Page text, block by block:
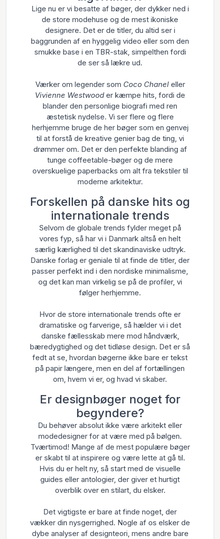
Lige nu er vi besatte af bøger, der dykker ned i
de store modehuse og de mest ikoniske
designere. Det er de titler, du altid ser i
baggrunden af en hyggelig video eller som den
smukke base i en TBR-stak, simpelthen fordi
de ser så lækre ud.
Værker om legender som Coco Chaneleller
Vivienne Westwood er kæmpe hits, fordi de
blander den personlige biografi med ren
æstetisk nydelse. Vi ser flere og flere
herhjemme bruge de her bøger som en genvej
til at forstå de kreative genier bag de ting, vi
drømmer om. Det er den perfekte blanding af
tunge coffeetable-bøger og de mere
overskuelige paperbacks om alt fra tekstiler til
moderne arkitektur.
Forskellen på danske hits og
internationale trends
Selvom de globale trends fylder meget på
vores fyp, så har vi i Danmark altså en helt
særlig kærlighed til det skandinaviske udtryk.
Danske forlag er geniale til at finde de titler, der
passer perfekt ind i den nordiske minimalisme,
og det kan man virkelig se på de profiler, vi
følger herhjemme.
Hvor de store internationale trends ofte er
dramatiske og farverige, så hælder vi i det
danske fællesskab mere mod håndværk,
bæredygtighed og det tidløse design. Det er så
fedt at se, hvordan bøgerne ikke bare er tekst
på papir længere, men en del af fortællingen
om, hvem vi er, og hvad vi skaber.
Er designbøger noget for
begyndere?
Du behøver absolut ikke være arkitekt eller
modedesigner for at være med på bølgen.
Tværtimod! Mange af de mest populære bøger
er skabt til at inspirere og være lette at gå til.
Hvis du er helt ny, så start med de visuelle
guides eller antologier, der giver et hurtigt
overblik over en stilart, du elsker.
Det vigtigste er bare at finde noget, der
vækker din nysgerrighed. Nogle af os elsker de
dybe analyser af designteori, mens andre bare